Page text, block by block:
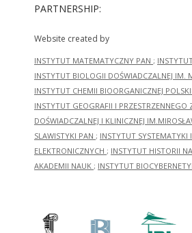
PARTNERSHIP:
Website created by
INSTYTUT MATEMATYCZNY PAN ;
INSTYTUT BIOLOGII DOŚWIADCZALNEJ IM.
INSTYTUT CHEMII BIOORGANICZNEJ
INSTYTUT GEOGRAFII I
DOŚWIADCZALNEJ I KLINICZNEJ
SLAWISTYKI PAN ; INSTYTUT SYSTEMATYKI
ELEKTRONICZNYCH ; INSTYTUT HISTORII
AKADEMII NAUK ; INSTYTUT